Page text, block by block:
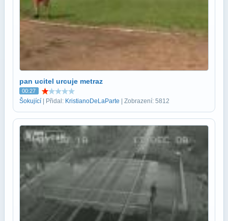
pan ucitel urcuje metraz
00:27
Šokující | Přidal: KristianoDeLaParte | Zobrazení: 5812